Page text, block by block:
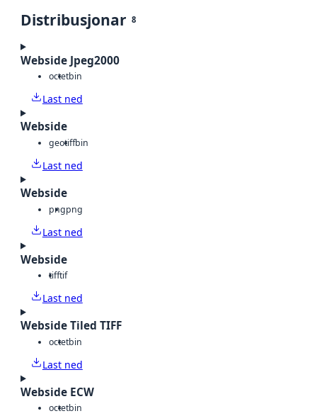
Distribusjonar 8
Webside Jpeg2000
octetbin
Last ned
Webside
geotiffbin
Last ned
Webside
pngpng
Last ned
Webside
tifftif
Last ned
Webside Tiled TIFF
octetbin
Last ned
Webside ECW
octetbin